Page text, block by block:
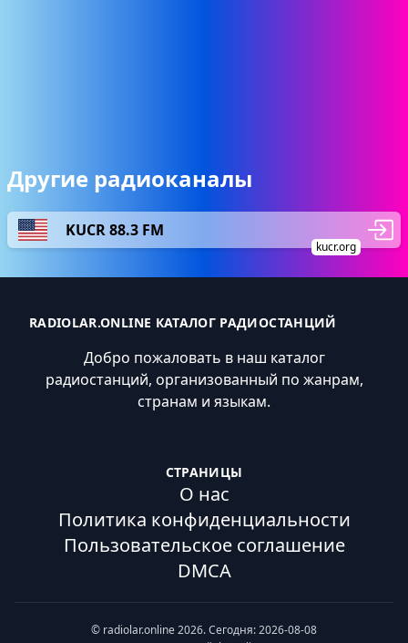
Другие радиоканалы
KUCR 88.3 FM
kucr.org
RADIOLAR.ONLINE КАТАЛОГ РАДИОСТАНЦИЙ
Добро пожаловать в наш каталог
радиостанций, организованный по жанрам,
странам и языкам.
СТРАНИЦЫ
О нас
Политика конфиденциальности
Пользовательское соглашение
DMCA
© radiolar.online 2026. Сегодня: 2026-08-08